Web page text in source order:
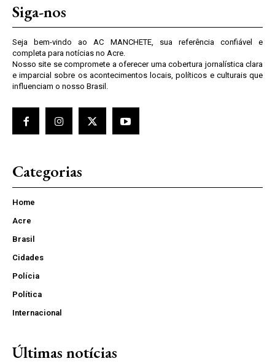
Siga-nos
Seja bem-vindo ao AC MANCHETE, sua referência confiável e
completa para notícias no Acre.
Nosso site se compromete a oferecer uma cobertura jornalística clara
e imparcial sobre os acontecimentos locais, políticos e culturais que
influenciam o nosso Brasil.
Categorias
Home
Acre
Brasil
Cidades
Polícia
Política
Internacional
Últimas notícias